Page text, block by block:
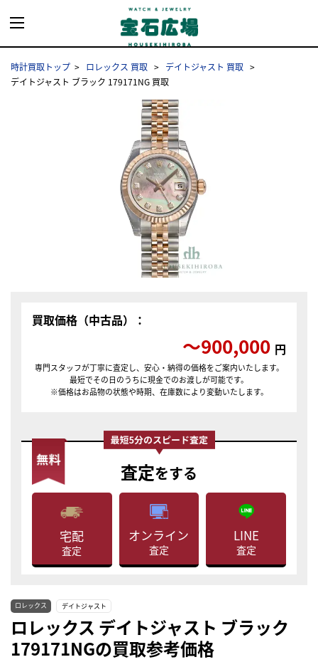
時計買取トップ ロレックス 買取
デイトジャスト 買取
デイトジャスト ブラック 179171NG 買取
買取価格（中古品）：
〜900,000 円
専門スタッフが丁寧に査定し、安心・納得の価格をご案内いたします。
最短でその日のうちに現金でのお渡しが可能です。
※価格はお品物の状態や時期、在庫数により変動いたします。
査定をする
宅配
査定
オンライン
査定
LINE
査定
ロレックス デイトジャスト
ロレックス デイトジャスト ブラック
179171NGの買取参考価格